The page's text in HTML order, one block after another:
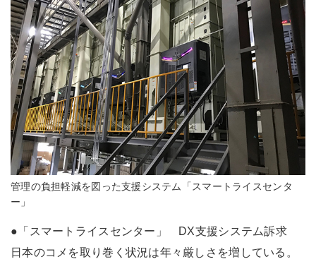
管理の負担軽減を図った支援システム「スマートライスセンタ
ー」
●「スマートライスセンター」 DX支援システム訴求
日本のコメを取り巻く状況は年々厳しさを増している。